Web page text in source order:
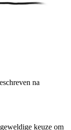
na
keuze om